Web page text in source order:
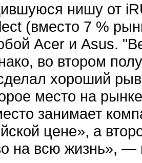
нишу от
(вместо 7 %
Acer и Asus.
во втором
хороший
место на
занимает
цене», а
на всю жизнь», —